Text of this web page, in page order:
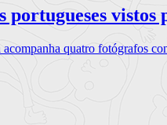
portugueses vistos
quatro fotógrafos